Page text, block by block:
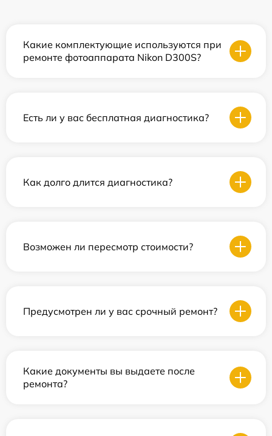
Какие комплектующие используются при
ремонте фотоаппарата Nikon D300S?
Есть ли у вас бесплатная диагностика?
Как долго длится диагностика?
Возможен ли пересмотр стоимости?
Предусмотрен ли у вас срочный ремонт?
Какие документы вы выдаете после
ремонта?